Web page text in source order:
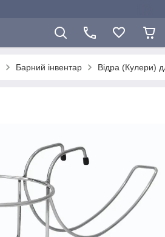
Барний інвентар Відра (Кулери)